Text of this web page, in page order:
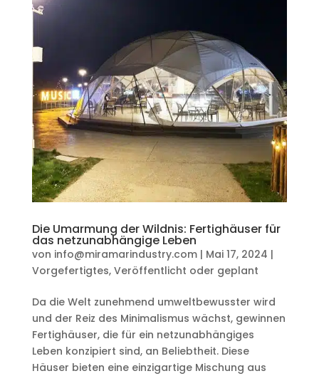
Die Umarmung der Wildnis: Fertighäuser für
das netzunabhängige Leben
von info@miramarindustry.com| Mai 17, 2024 |
Vorgefertigtes, Veröffentlicht oder geplant
Da die Welt zunehmend umweltbewusster wird
und der Reiz des Minimalismus wächst, gewinnen
Fertighäuser, die für ein netzunabhängiges
Leben konzipiert sind, an Beliebtheit. Diese
Häuser bieten eine einzigartige Mischung aus